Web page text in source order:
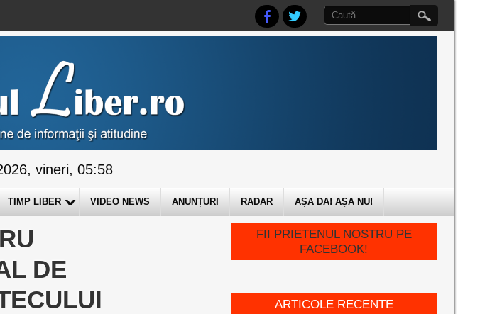
vineri, 05:58
TIMP LIBER VIDEO NEWS ANUNȚURI RADAR AȘA DA! AȘA NU!
DE
FII PRIETENUL NOSTRU PE
FACEBOOK!
ARTICOLE RECENTE